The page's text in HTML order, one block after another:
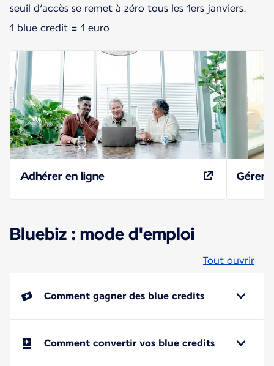
seuil d’accès se remet à zéro tous les 1ers janviers.
1 blue credit = 1 euro
Adhérer en ligne Gérer
Bluebiz : mode d'emploi
Tout ouvrir
Comment gagner des blue credits
Comment convertir vos blue credits